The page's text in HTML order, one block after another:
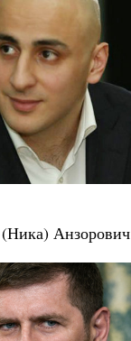
Анзорович